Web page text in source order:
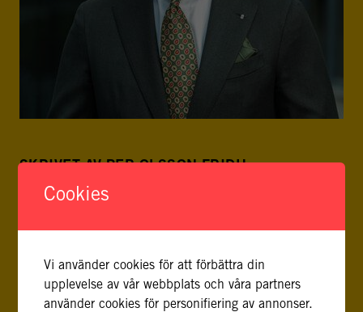
SKRIVET AV PER OLSSON FRIDH
Cookies
Vi använder cookies för att förbättra din
upplevelse av vår webbplats och våra partners
använder cookies för personifiering av annonser.